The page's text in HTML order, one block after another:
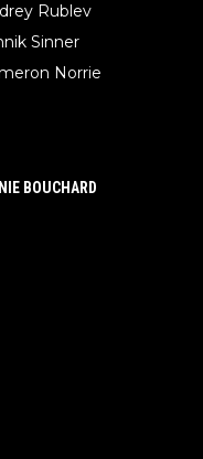
Rublev
Sinner
Norrie
BOUCHARD